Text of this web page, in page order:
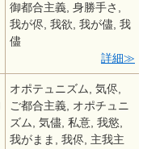
御都合主義, 身勝手さ,
我が侭, 我欲, 我が儘, 我
儘
詳細
オポテュニズム, 気侭,
ご都合主義, オポチュニ
ズム, 気儘, 私意, 我慾,
我がまま, 我侭, 主我主